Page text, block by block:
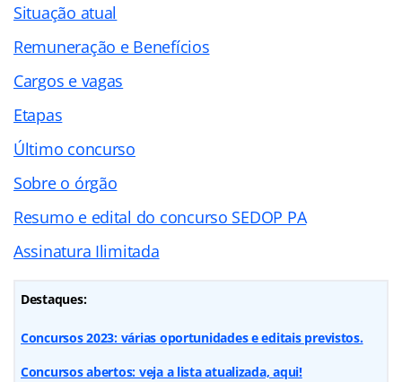
Situação atual
Remuneração e Benefícios
Cargos e vagas
Etapas
Último concurso
Sobre o órgão
Resumo e edital do concurso SEDOP PA
Assinatura Ilimitada
Destaques:
Concursos 2023: várias oportunidades e editais previstos.
Concursos abertos: veja a lista atualizada, aqui!